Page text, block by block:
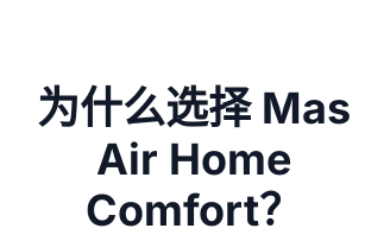
为什么选择 Mas
Air Home
Comfort？